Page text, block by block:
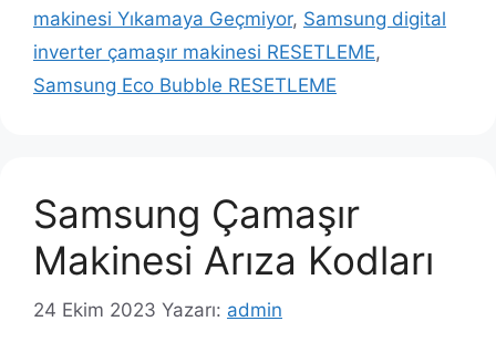
makinesi Yıkamaya Geçmiyor, Samsung digital
inverter çamaşır makinesi RESETLEME,
Samsung Eco Bubble RESETLEME
Samsung Çamaşır
Makinesi Arıza Kodları
24 Ekim 2023 Yazarı: admin